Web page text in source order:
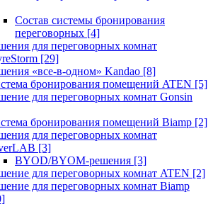
Состав системы бронирования
переговорных [4]
для переговорных комнат
[29]
«все-в-одном» Kandao [8]
бронирования помещений ATEN [5]
для переговорных комнат Gonsin
бронирования помещений Biamp [2]
для переговорных комнат
[3]
BYOD/BYOM-решения [3]
для переговорных комнат ATEN [2]
для переговорных комнат Biamp